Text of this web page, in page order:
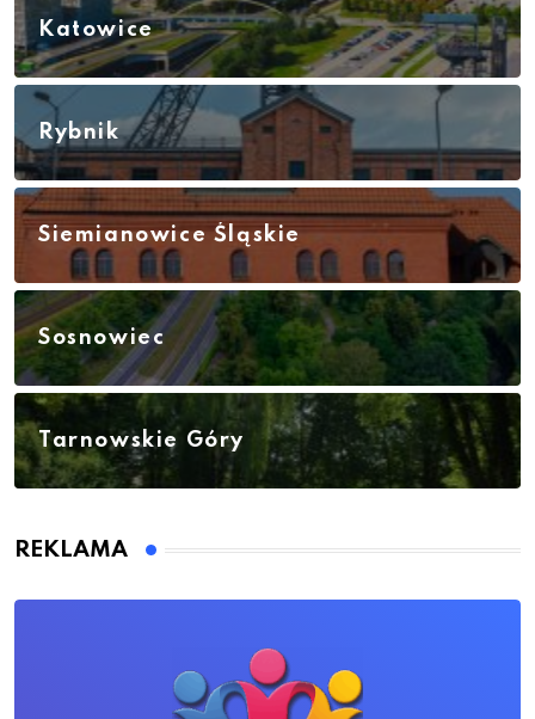
Katowice
Rybnik
Siemianowice Śląskie
Sosnowiec
Tarnowskie Góry
REKLAMA